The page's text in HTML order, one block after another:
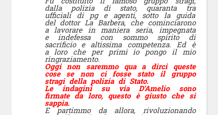
dalla polizia di stato, quaranta tra
ufficiali di pg e agenti, sotto la guida
del dottor La Barbera, che cominciarono
a lavorare in maniera seria, impegnata
e indefessa con sommo spirito di
sacrificio e altissima competenza. Ed è
a loro che per primi io pongo il mio
ringraziamento.
Oggi non saremmo qua a dirci queste
cose se non ci fosse stato il gruppo
stragi della polizia di Stato.
Le indagini su via D’Amelio sono
firmate da loro, questo è giusto che si
sappia.
E partimmo da allora, rivoluzionando